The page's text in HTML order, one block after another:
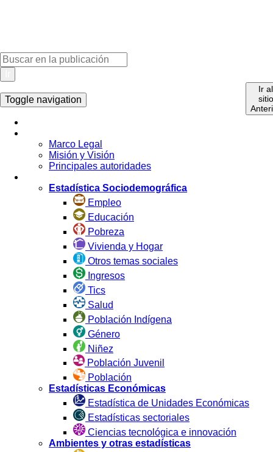
Ir al
sitio
Toggle navigation
Marco Legal
Misión y Visión
Principales autoridades
Estadística Sociodemográfica
Empleo
Educación
Pobreza
Vivienda y Hogar
Otros temas sociales
Ingresos
Tics
Salud
Población Indígena
Género
Niñez
Población Juvenil
Población
Estadísticas Económicas
Estadística de Unidades Económicas
Estadísticas sectoriales
Ciencias tecnológica e innovación
Ambientes y otras estadísticas